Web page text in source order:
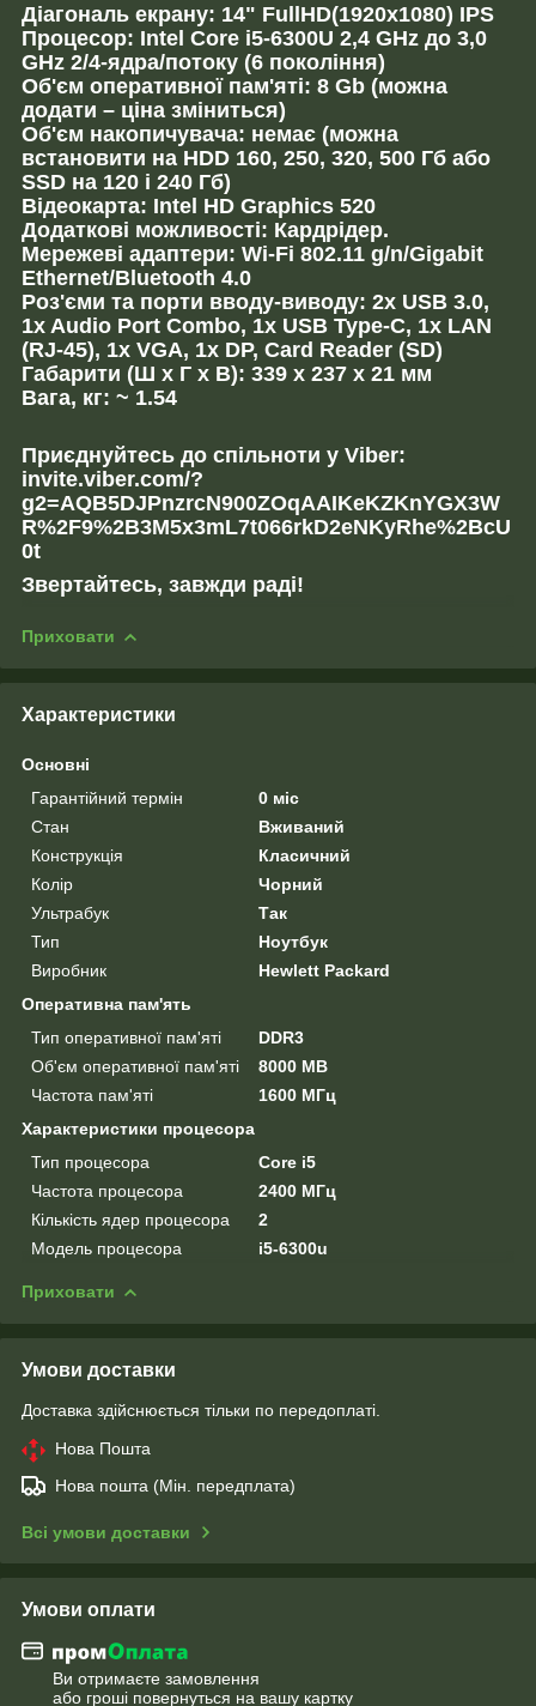
Діагональ екрану: 14" FullHD(1920x1080) IPS
Процесор: Intel Core i5-6300U 2,4 GHz до 3,0
GHz 2/4-ядра/потоку (6 покоління)
Об'єм оперативної пам'яті: 8 Gb (можна
додати – ціна зміниться)
Об'єм накопичувача: немає (можна
встановити на HDD 160, 250, 320, 500 Гб або
SSD на 120 і 240 Гб)
Відеокарта: Intel HD Graphics 520
Додаткові можливості: Кардрідер.
Мережеві адаптери: Wi-Fi 802.11 g/n/Gigabit
Ethernet/Bluetooth 4.0
Роз'єми та порти вводу-виводу: 2x USB 3.0,
1x Audio Port Combo, 1x USB Type-C, 1x LAN
(RJ-45), 1x VGA, 1x DP, Card Reader (SD)
Габарити (Ш х Г х В): 339 x 237 x 21 мм
Вага, кг: ~ 1.54
Приєднуйтесь до спільноти у Viber:
invite.viber.com/?
g2=AQB5DJPnzrcN900ZOqAAIKeKZKnYGX3W
R%2F9%2B3M5x3mL7t066rkD2eNKyRhe%2BcU
0t
Звертайтесь, завжди раді!
Приховати
Характеристики
Основні
Гарантійний термін
0 міс
Стан
Вживаний
Конструкція
Класичний
Колір
Чорний
Ультрабук
Так
Тип
Ноутбук
Виробник
Hewlett Packard
Оперативна пам'ять
Тип оперативної пам'яті
DDR3
Об'єм оперативної пам'яті
8000 MB
Частота пам'яті
1600 МГц
Характеристики процесора
Тип процесора
Core i5
Частота процесора
2400 МГц
Кількість ядер процесора
2
Модель процесора
i5-6300u
Приховати
Умови доставки
Доставка здійснюється тільки по передоплаті.
Нова Пошта
Нова пошта (Мін. передплата)
Всі умови доставки
Умови оплати
Ви отримаєте замовлення
або гроші повернуться на вашу картку